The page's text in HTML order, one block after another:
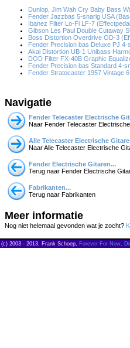
Dunlop, Jim Wah Cry Baby Bass
Fender Jazzbas 5-snarig USA
Ibanez Filter Lo-Fi LF-7
Gibson Les Paul Double Cutaway
Boss Distortion Overdrive OD-3
Fender Precision bas Deluxe PJ 4-
Akai Distortion UB-1 Unibass
DOD Filter FX-40B Graphic
Fender Precision bas Standard 4-
Fender Stratocaster 1957 Vintage
Navigatie
Fender Telecaster Electrische
Naar Fender Telecaster
Alle Telecaster Electrische
Naar Alle Telecaster Electrische
Fender Electrische Gitaren...
Terug naar Fender Electrische
Fabrikanten...
Terug naar Fabrikanten
Meer informatie
Nog niet helemaal gevonden wat je zocht?
(c) 2003 - 2013, Frank Schoep, Forever For Now.